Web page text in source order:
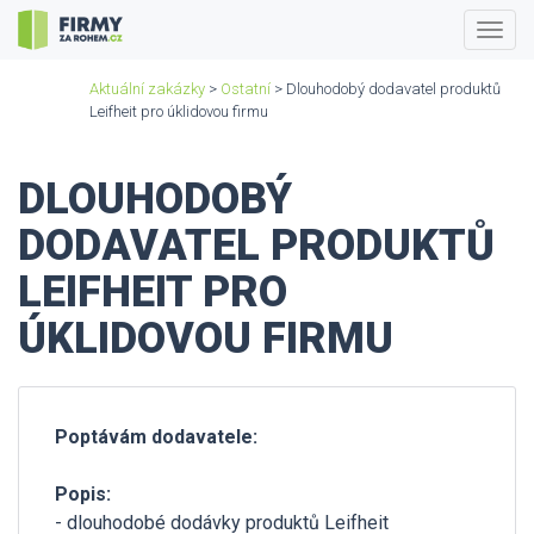
Aktuální zakázky > Ostatní > Dlouhodobý dodavatel produktů
Leifheit pro úklidovou firmu
DLOUHODOBÝ
DODAVATEL PRODUKTŮ
LEIFHEIT PRO
ÚKLIDOVOU FIRMU
Poptávám dodavatele:
Popis:
- dlouhodobé dodávky produktů Leifheit